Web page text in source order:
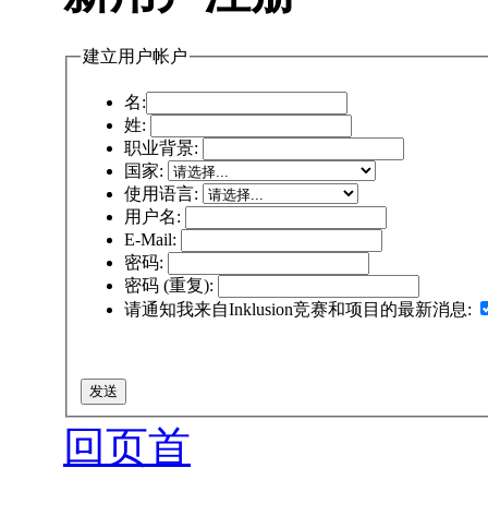
建立用户帐户
名:
姓:
职业背景:
国家:
使用语言:
用户名:
E-Mail:
密码:
密码 (重复):
请通知我来自Inklusion竞赛和项目的最新消息:
回页首